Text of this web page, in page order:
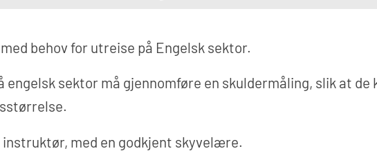
behov for utreise på Engelsk sektor.
engelsk sektor må gjennomføre en skuldermåling, slik at
med en godkjent skyvelære.